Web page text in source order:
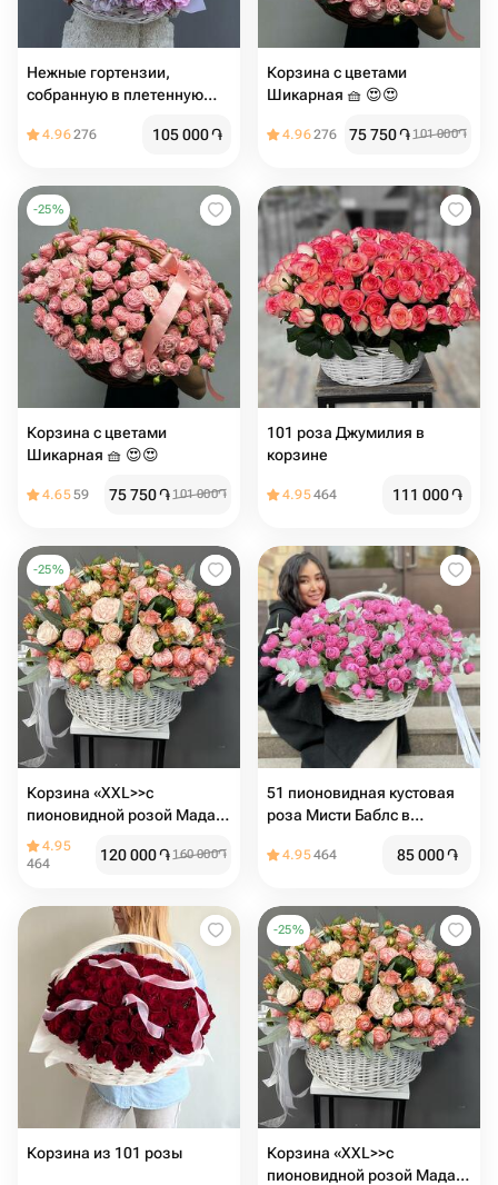
Нежные гортензии,
собранную в плетенную
4.96276 105 000֏
Корзина с цветами
Шикарная 🧺 😍😍
4.96276 75 750֏ 101 000֏
-25%
Корзина с цветами
Шикарная 🧺 😍😍
4.6559 75 750֏ 101 000֏
101 роза Джумилия в
корзине
4.95464 111 000֏
-25%
Корзина «XXL>>c
пионовидной розой Мадам
бомбастик
4.95
464
120 000֏ 160 000֏
51 пионовидная кустовая
роза Мисти Баблс в
4.95464 85 000֏
Корзина из 101 розы
-25%
Корзина «XXL>>c
пионовидной розой Мадам